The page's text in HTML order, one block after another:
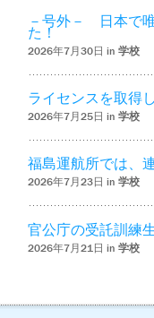
－号外－ 日本で
た！
2026年7月30日 in 学校
ライセンスを取得
2026年7月25日 in 学校
福島運航所では、
2026年7月23日 in 学校
官公庁の受託訓練
2026年7月21日 in 学校